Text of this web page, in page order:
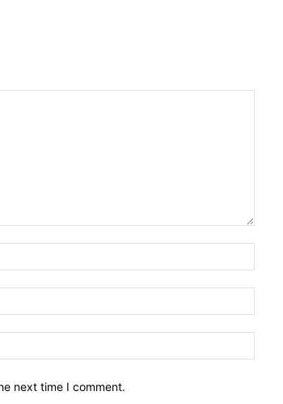
next time I comment.